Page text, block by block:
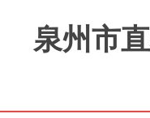
泉州市